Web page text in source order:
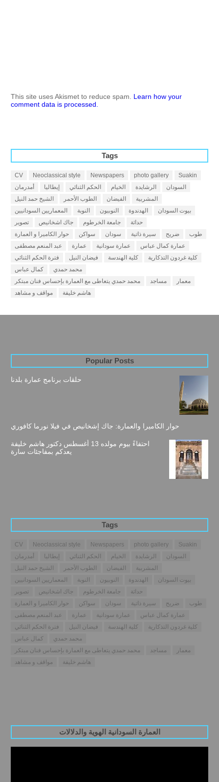
This site uses Akismet to reduce spam. Learn how your
comment data is processed.
Tags
CV Neoclassical style Newspapers photo gallery
Suakin
أمدرمان
إيطاليا الحكم الثنائي الخيام الرشايدة
السودان
الشيخ حمد النيل
الطوب الأحمر الفيضان
المشربية
المعماريين السودانيين
النوبة النوبيون الهدندوة
بيوت السودان
تصوير
جاك اشخانيص جامعة الخرطوم
حداثة
حوار الكاميرا و العمارة
سواكن سودان سيرة ذاتية ضريح
طوب
عبد المنعم مصطفى
عمارة عمارة سودانية
عمارة كمال عباس
فترة الحكم الثنائي
فيضان النيل كلية الهندسة
كلية غردون التذكارية
كمال عباس
محمد حمدي
محمد حمدي يتعاطى مع العمارة بإحساس فنان مبتكر
مساجد
معمار
مواقف و مشاهد
هاشم خليفة
Popular Posts
حلقات برنامج عمارة بلدنا
حوار الكاميرا والعمارة: جاك إشخانيص في فيلا نورما كافوري
احتفاءً بيوم مولده 13 أغسطس دكتور هاشم خليفة
يعدكم بمفاجئات سارة
Tags
CV Neoclassical style Newspapers photo gallery
Suakin
أمدرمان
إيطاليا الحكم الثنائي الخيام الرشايدة
السودان
الشيخ حمد النيل
الطوب الأحمر الفيضان
المشربية
المعماريين السودانيين
النوبة النوبيون الهدندوة
بيوت السودان
تصوير
جاك اشخانيص جامعة الخرطوم
حداثة
حوار الكاميرا و العمارة
سواكن سودان سيرة ذاتية ضريح
طوب
عبد المنعم مصطفى
عمارة عمارة سودانية
عمارة كمال عباس
فترة الحكم الثنائي
فيضان النيل كلية الهندسة
كلية غردون التذكارية
كمال عباس
محمد حمدي
محمد حمدي يتعاطى مع العمارة بإحساس فنان مبتكر
مساجد
معمار
مواقف و مشاهد
هاشم خليفة
العمارة السودانية الهوية والدلالات